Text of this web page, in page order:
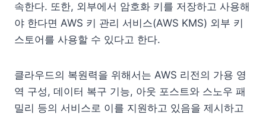
속한다. 또한, 외부에서 암호화 키를 저장하고 사용해
야 한다면 AWS 키 관리 서비스(AWS KMS) 외부 키
스토어를 사용할 수 있다고 한다.
클라우드의 복원력을 위해서는 AWS 리전의 가용 영
역 구성, 데이터 복구 기능, 아웃 포스트와 스노우 패
밀리 등의 서비스로 이를 지원하고 있음을 제시하고